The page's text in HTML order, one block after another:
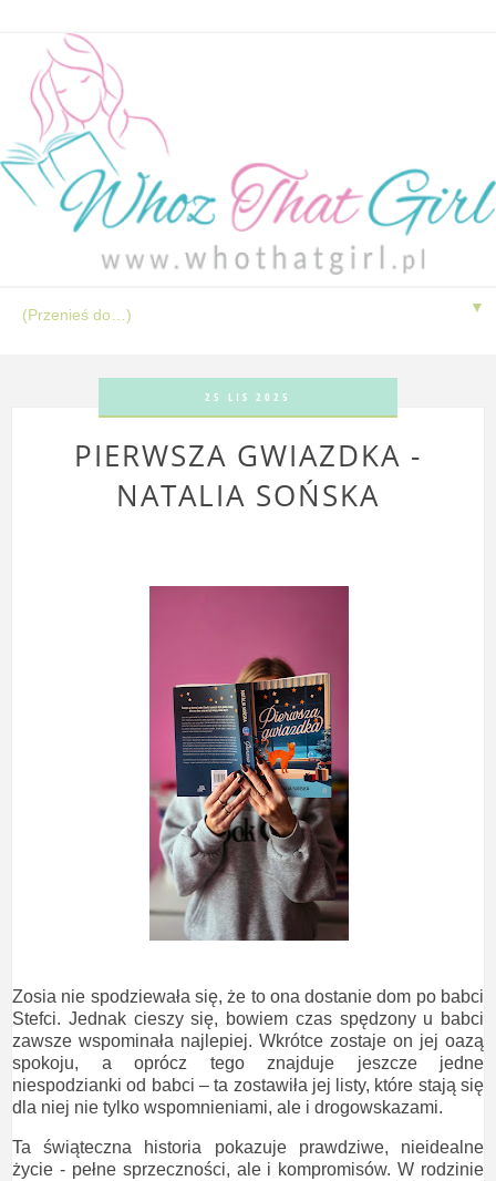
▼
25 LIS 2025
PIERWSZA GWIAZDKA -
NATALIA SOŃSKA
Zosia nie spodziewała się, że to ona dostanie dom po babci
Stefci. Jednak cieszy się, bowiem czas spędzony u babci
zawsze wspominała najlepiej. Wkrótce zostaje on jej oazą
spokoju, a oprócz tego znajduje jeszcze jedne
niespodzianki od babci – ta zostawiła jej listy, które stają się
dla niej nie tylko wspomnieniami, ale i drogowskazami.
Ta świąteczna historia pokazuje prawdziwe, nieidealne
życie - pełne sprzeczności, ale i kompromisów. W rodzinie